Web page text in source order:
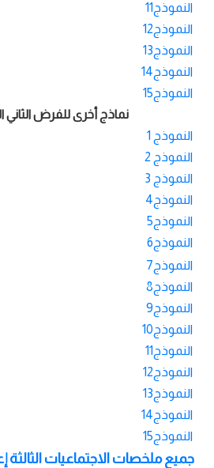
النموذج11
النموذج12
النموذج13
النموذج14
النموذج15
نماذج أخرى للفرض الثاني
النموذج 1
النموذج 2
النموذج 3
النموذج4
النموذج5
النموذج6
النموذج7
النموذج8
النموذج9
النموذج10
النموذج11
النموذج12
النموذج13
النموذج14
النموذج15